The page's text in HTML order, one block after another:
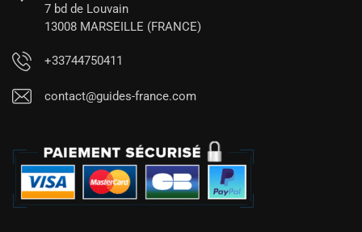
7 bd de Louvain
13008 MARSEILLE (FRANCE)
+33744750411
contact@guides-france.com